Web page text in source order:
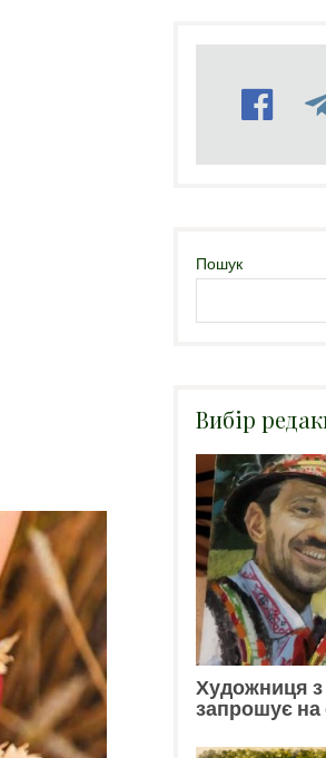
Пошук
Вибір
Художниця з
запрошує на